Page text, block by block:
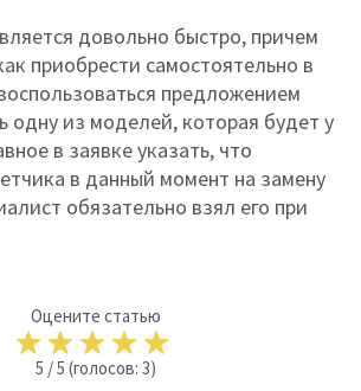
довольно быстро, причем
приобрести самостоятельно в
предложением
одну из моделей, которая будет у
в заявке указать, что
в данный момент на замену
обязательно взял его при
Оцените статью
5 /5 (голосов: 3)